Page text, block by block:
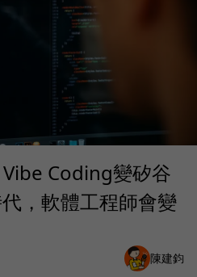
Coding變矽谷
，軟體工程師會變
陳建鈞